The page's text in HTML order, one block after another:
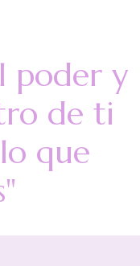
poder y
de ti
que